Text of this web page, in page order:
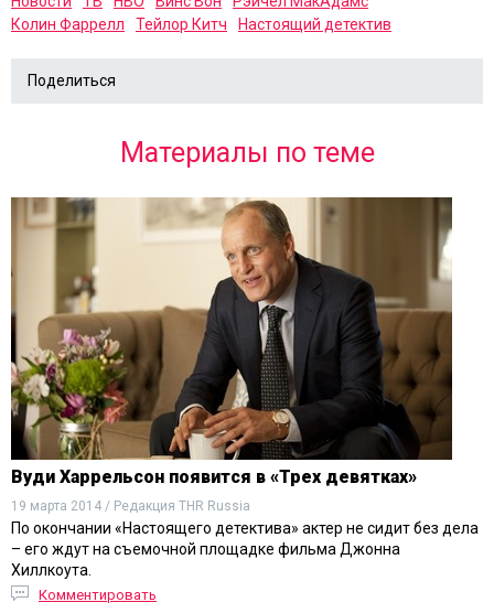
Колин Фаррелл
Тейлор Китч Настоящий детектив
Поделиться
Материалы по теме
Вуди Харрельсон появится в «Трех девятках»
19 марта 2014 / Редакция THR Russia
По окончании «Настоящего детектива» актер не сидит без дела
– его ждут на съемочной площадке фильма Джонна
Хиллкоута.
Комментировать